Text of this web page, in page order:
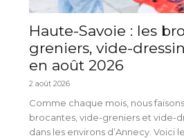
Haute-Savoie : les
greniers, vide-
en août 2026
2 août 2026
Comme chaque mois, nous
brocantes, vide-greniers et vide-
dans les environs d’Annecy. Voici